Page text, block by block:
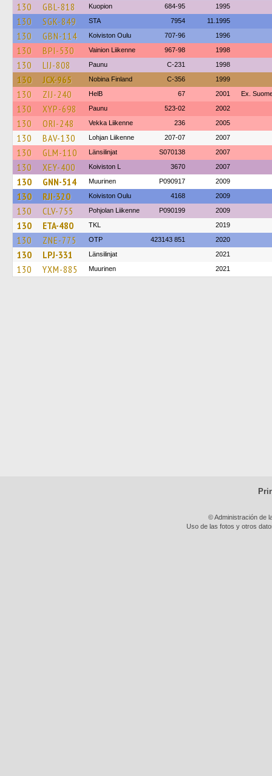
130 GBL-818 Kuopion 684-95 1995
130 SGK-849 STA 7954 11.1995
130 GBN-114 Koiviston Oulu 707-96 1996
130 BPI-530 Vainion Liikenne 967-98 1998
130 LIJ-808 Paunu C-231 1998
130 JCX-965 Nobina Finland C-356 1999
130 ZIJ-240 HelB 67 2001 Ex.
130 XYP-698 Paunu 523-02 2002
130 ORI-248 Vekka Liikenne 236 2005
130 BAV-130 Lohjan Liikenne 207-07 2007
130 GLM-110 Länsilinjat S070138 2007
130 XEY-400 Koiviston L 3670 2007
130 GNN-514 Muurinen P090917 2009
130 RJI-320 Koiviston Oulu 4168 2009
130 CLV-755 Pohjolan Liikenne P090199 2009
130 ETA-480 TKL 2019
130 ZNE-775 OTP 423143 851 2020
130 LPJ-331 Länsilinjat 2021
130 YXM-885 Muurinen 2021
© Administración de
Uso de las fotos y otros